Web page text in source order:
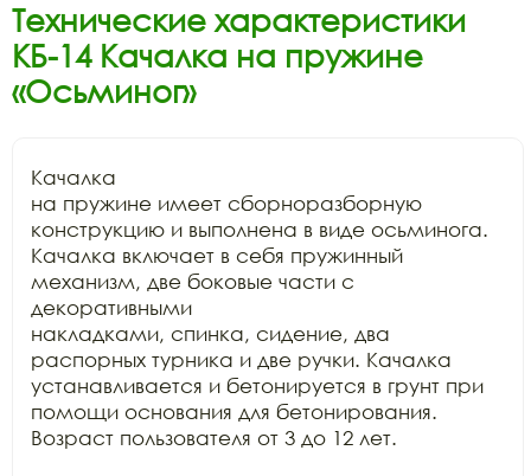
Технические характеристики
КБ-14 Качалка на пружине
«Осьминог»
Качалка
на пружине имеет сборноразборную
конструкцию и выполнена в виде осьминога.
Качалка включает в себя пружинный
механизм, две боковые части с
декоративными
накладками, спинка, сидение, два
распорных турника и две ручки. Качалка
устанавливается и бетонируется в грунт при
помощи основания для бетонирования.
Возраст пользователя от 3 до 12 лет.